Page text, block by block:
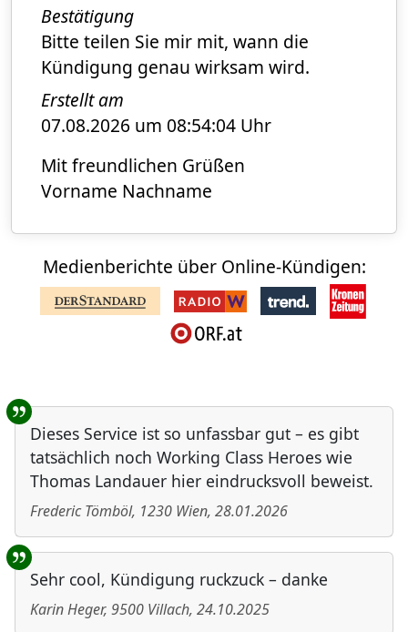
Bestätigung
Bitte teilen Sie mir mit, wann die
Kündigung genau wirksam wird.
Erstellt am
07.08.2026 um 08:54:04 Uhr
Mit freundlichen Grüßen
Vorname Nachname
Medienberichte über Online-Kündigen:
Benutzer-Rückmeldungen
Dieses Service ist so unfassbar gut – es gibt
tatsächlich noch Working Class Heroes wie
Thomas Landauer hier eindrucksvoll beweist.
Frederic Tömböl, 1230 Wien, 28.01.2026
Sehr cool, Kündigung ruckzuck – danke
Karin Heger, 9500 Villach, 24.10.2025